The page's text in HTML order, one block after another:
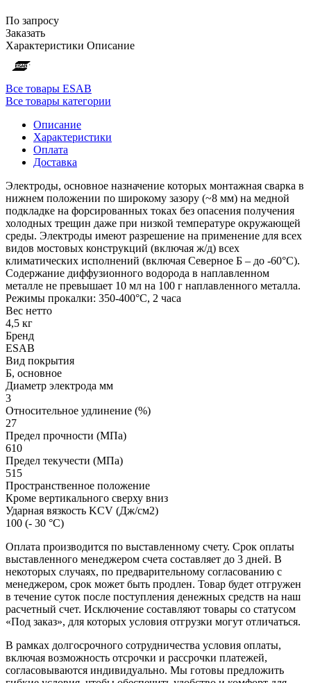
По запросу
Заказать
Характеристики Описание
Все товары ESAB
Все товары категории
Описание
Характеристики
Оплата
Доставка
Электроды, основное назначение которых монтажная сварка в
нижнем положении по широкому зазору (~8 мм) на медной
подкладке на форсированных токах без опасения получения
холодных трещин даже при низкой температуре окружающей
среды. Электроды имеют разрешение на применение для всех
видов мостовых конструкций (включая ж/д) всех
климатических исполнений (включая Северное Б – до -60°С).
Содержание диффузионного водорода в наплавленном
металле не превышает 10 мл на 100 г наплавленного металла.
Режимы прокалки: 350-400°С, 2 часа
Вес нетто
4,5 кг
Бренд
ESAB
Вид покрытия
Б, основное
Диаметр электрода мм
3
Относительное удлинение (%)
27
Предел прочности (МПа)
610
Предел текучести (МПа)
515
Пространственное положение
Кроме вертикального сверху вниз
Ударная вязкость KCV (Дж/см2)
100 (- 30 °С)
Оплата производится по выставленному счету. Срок оплаты
выставленного менеджером счета составляет до 3 дней. В
некоторых случаях, по предварительному согласованию с
менеджером, срок может быть продлен. Товар будет отгружен
в течение суток после поступления денежных средств на наш
расчетный счет. Исключение составляют товары со статусом
«Под заказ», для которых условия отгрузки могут отличаться.
В рамках долгосрочного сотрудничества условия оплаты,
включая возможность отсрочки и рассрочки платежей,
согласовываются индивидуально. Мы готовы предложить